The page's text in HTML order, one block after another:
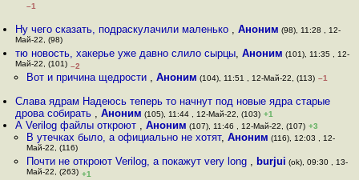
–1
Ну чего сказать, подраскулачили маленько ,Аноним (98), 11:28 , 12-
Май-22, (98)
тю новость, хакерье уже давно слило сырцы,Аноним (101), 11:35 , 12-
Май-22, (101) –2
Вот и причина щедрости , Аноним (104), 11:51 , 12-Май-22, (113) –1
Слава ядрам Надеюсь теперь то начнут под новые ядра старые
дрова собирать ,Аноним (105), 11:44 , 12-Май-22, (103) +1
А Verilog файлы откроют ,Аноним (107), 11:46 , 12-Май-22, (107) +3
В утечках было, а официально не хотят, Аноним (116), 12:03 , 12-
Май-22, (116)
Почти не откроют Verilog, а покажут very long , burjui (ok), 09:30 , 13-
Май-22, (263) +1